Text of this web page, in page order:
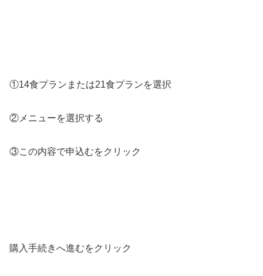
①14食プランまたは21食プランを選択
②メニューを選択する
③この内容で申込むをクリック
購入手続きへ進むをクリック